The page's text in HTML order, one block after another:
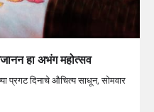
हा अभंग महोत्सव
प्रगट दिनाचे औचित्य साधून, सोमवार